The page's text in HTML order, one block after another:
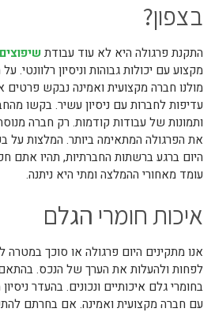
בצפון?
התקנת פרגולה היא לא עוד עבודת
מקצוע עם יכולות גבוהות וניסיון
מולנו חברה מקצועית ואמינה נבקש פרטים
עדיפות לחברות עם ניסיון עשיר. בקשו
ותמונות של עבודות קודמות. רק חברה
את הפרגולה המתאימה ביותר. המלצות על
היום ברגע ברשתות החברתיות, תהיו אתם
עומד מאחורי ההמלצה ומתי היא ניתנה.
איכות חומרי הגלם
לפחות ולהעלות את הערך של הנכס.
בחומרי גלם איכותיים ונכונים. בהעדר
עם חברה מקצועית ואמינה. אם בחרתם